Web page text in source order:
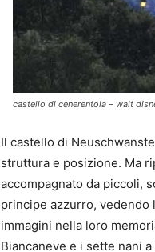
castello di cenerentola – walt
Il castello di
struttura e posizione. Ma
accompagnato da piccoli,
principe azzurro,
immagini nella loro
Biancaneve e i sette nani